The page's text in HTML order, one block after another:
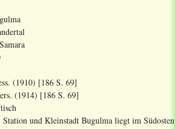
Samara
(1910) [186 S. 69]
(1914) [186 S. 69]
Station und Kleinstadt Bugulma liegt im